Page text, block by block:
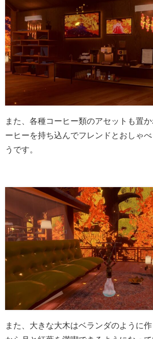
また、各種コーヒー類のアセットも置
ーヒーを持ち込んでフレンドとおしゃ
うです。
また、大きな大木はベランダのように